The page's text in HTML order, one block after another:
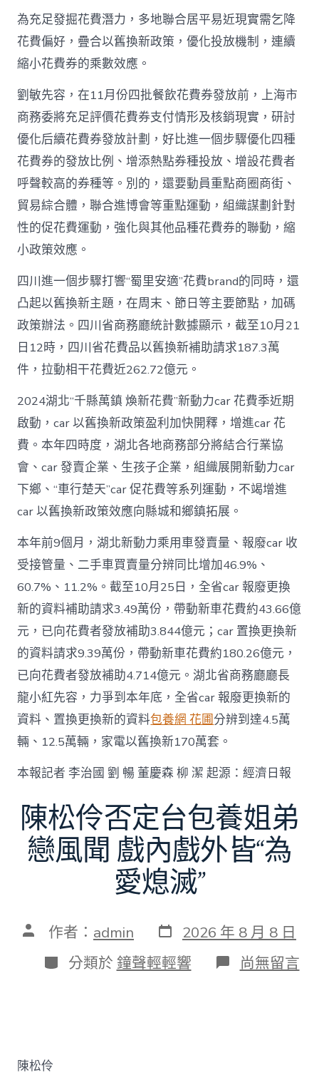
為充足發掘花費潛力，多地聯合居平易近現實需乞降
花費偏好，疊合以舊換新政策，優化投放機制，連續
縮小花費券的乘數效應。
劉敏先容，在11月份四批餐飲花費券發放前，上海市
商務委將充足評價花費券支付情形及核銷現實，研討
優化后續花費券發放計劃，好比進一個步驟優化四種
花費券的發放比例、增添熱點券種投放、增設花費者
呼聲較高的券種等。別的，還要動員重點商圈商街、
貿易綜合體，聯合進博會等重點運動，組織謀劃針對
性的促花費運動，強化與其他品種花費券的聯動，縮
小政策效應。
四川進一個步驟打響“蜀里安適”花費brand的同時，還
凸起以舊換新主題，在周末、節日等主要節點，加碼
政策辦法。四川省商務廳統計數據顯示，截至10月21
日12時，四川省花費品以舊換新補助請求187.3萬
件，拉動相干花費近262.72億元。
2024湖北“千縣萬鎮 煥新花費”新動力car 花費季近期
啟動，car 以舊換新政策盈利加快開釋，增進car 花
費。本年四時度，湖北各地商務部分將結合行業協
會、car 發賣企業、生孩子企業，組織展開新動力car
下鄉、“車行楚天”car 促花費等系列運動，不竭增進
car 以舊換新政策效應向縣城和鄉鎮拓展。
本年前9個月，湖北新動力乘用車發賣量、報廢car 收
受接管量、二手車買賣量分辨同比增加46.9%、
60.7%、11.2%。截至10月25日，全省car 報廢更換
新的資料補助請求3.49萬份，帶動新車花費約43.66億
元，已向花費者發放補助3.844億元；car 置換更換新
的資料請求9.39萬份，帶動新車花費約180.26億元，
已向花費者發放補助4.714億元。湖北省商務廳廳長
龍小紅先容，力爭到本年底，全省car 報廢更換新的
資料、置換更換新的資料包養網 花圃分辨到達4.5萬
輛、12.5萬輛，家電以舊換新170萬套。
本報記者 李治國 劉 暢 董慶森 柳 潔 起源：經濟日報
陳松伶否定台包養姐弟
戀風聞 戲內戲外皆“為
愛熄滅”
文 作者： admin 發
表
日
期
2026 年 8 月 8 日
分
類
分類於 鐘聲輕輕響 在
〈陳
尚無留言
陳松伶